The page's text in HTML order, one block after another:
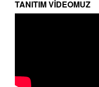
TANITIM VIDEOMUZ